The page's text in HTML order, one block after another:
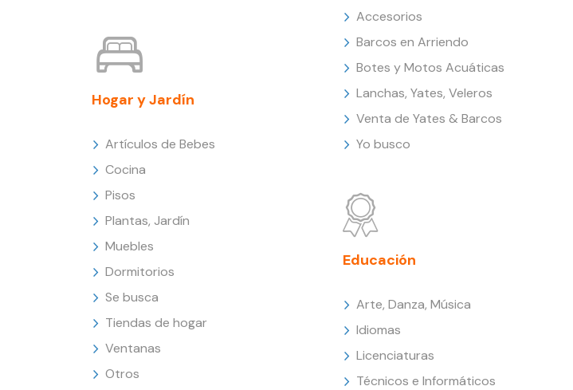
Hogar y Jardín
Artículos de Bebes
Cocina
Pisos
Plantas, Jardín
Muebles
Dormitorios
Se busca
Tiendas de hogar
Ventanas
Otros
Accesorios
Barcos en Arriendo
Botes y Motos Acuáticas
Lanchas, Yates, Veleros
Venta de Yates & Barcos
Yo busco
Educación
Arte, Danza, Música
Idiomas
Licenciaturas
Técnicos e Informáticos